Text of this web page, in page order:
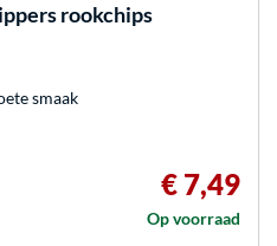
rookchips
smaak
€ 7,49
Op voorraad